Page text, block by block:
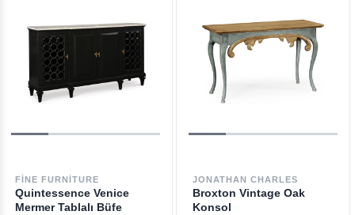
FINE FURNITURE
Quintessence Venice
Mermer Tablalı Büfe
JONATHAN CHARLES
Broxton Vintage Oak
Konsol